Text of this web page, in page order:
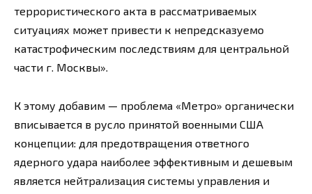
террористического акта в рассматриваемых
ситуациях может привести к непредсказуемо
катастрофическим последствиям для центральной
части г. Москвы».
К этому добавим — проблема «Метро» органически
вписывается в русло принятой военными США
концепции: для предотвращения ответного
ядерного удара наиболее эффективным и дешевым
является нейтрализация системы управления и